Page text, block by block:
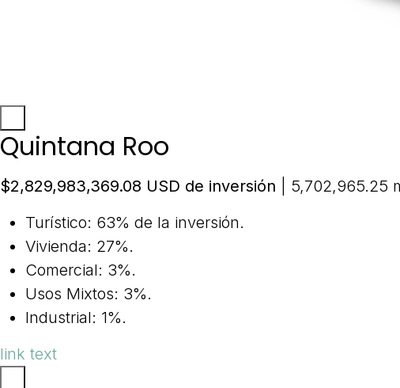
Quintana Roo
$2,829,983,369.08 USD de inversión | 5,702,965.25
Turístico: 63% de la inversión.
Vivienda: 27%.
Comercial: 3%.
Usos Mixtos: 3%.
Industrial: 1%.
link text